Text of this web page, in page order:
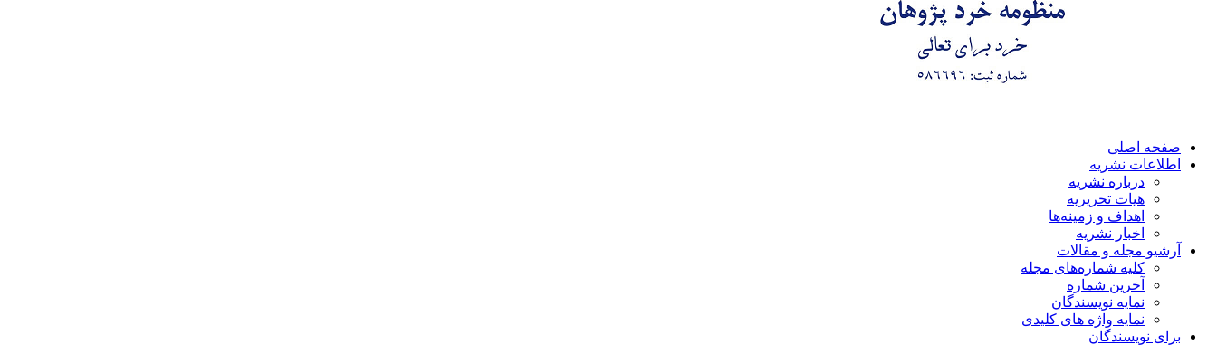
صفحه اصلی
اطلاعات نشریه
درباره نشریه
هیات تحریریه
اهداف و زمینه‌ها
اخبار نشریه
آرشیو مجله و مقالات
کلیه شماره‌های مجله
آخرین شماره
نمایه نویسندگان
نمایه واژه های کلیدی
برای نویسندگان